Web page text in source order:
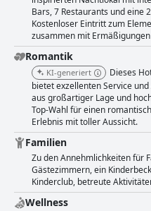
Bars, 7 Restaurants und eine
Kostenloser Eintritt zum
zusammen mit
Romantik
KI-generiert
Dieses
bietet exzellenten Service
aus großartiger Lage und
Top-Wahl für einen
Erlebnis mit toller Aussicht.
Familien
Zu den Annehmlichkeiten für
Gästezimmern, ein
Kinderclub, betreute
Wellness